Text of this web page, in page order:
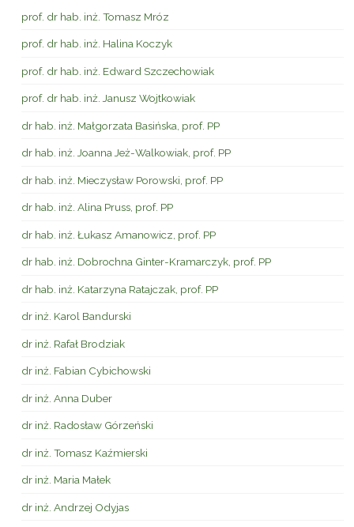
prof. dr hab. inż. Tomasz Mróz
prof. dr hab. inż. Halina Koczyk
prof. dr hab. inż. Edward Szczechowiak
prof. dr hab. inż. Janusz Wojtkowiak
dr hab. inż. Małgorzata Basińska, prof. PP
dr hab. inż. Joanna Jeż-Walkowiak, prof. PP
dr hab. inż. Mieczysław Porowski, prof. PP
dr hab. inż. Alina Pruss, prof. PP
dr hab. inż. Łukasz Amanowicz, prof. PP
dr hab. inż. Dobrochna Ginter-Kramarczyk, prof. PP
dr hab. inż. Katarzyna Ratajczak, prof. PP
dr inż. Karol Bandurski
dr inż. Rafał Brodziak
dr inż. Fabian Cybichowski
dr inż. Anna Duber
dr inż. Radosław Górzeński
dr inż. Tomasz Kaźmierski
dr inż. Maria Małek
dr inż. Andrzej Odyjas